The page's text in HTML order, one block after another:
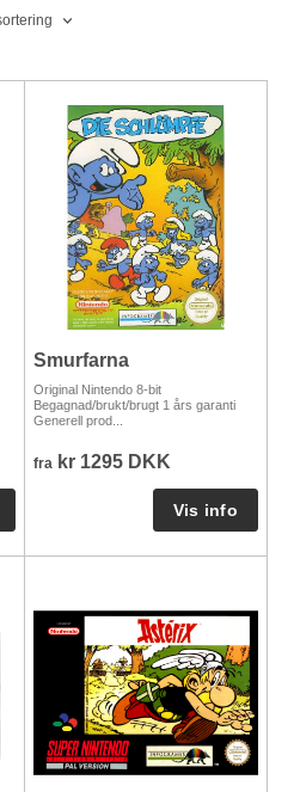
Smurfarna
Original Nintendo 8-bit
Begagnad/brukt/brugt 1 års garanti
Generell prod...
fra kr 1295 DKK